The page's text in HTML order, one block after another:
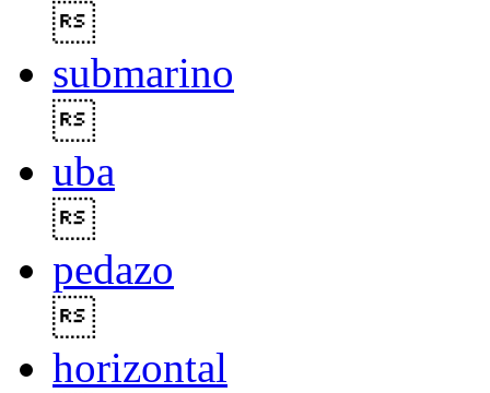
submarino
uba
pedazo
horizontal